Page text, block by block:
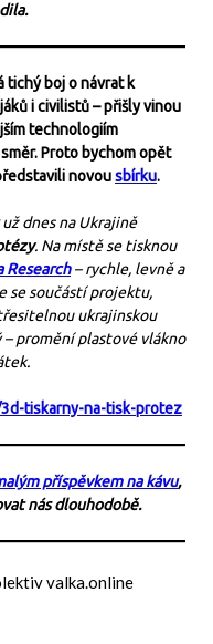
tichý boj o návrat k
i civilistů – přišly vinou
technologiím
Proto bychom opět
novousbírku.
už dnes na Ukrajině
. Na místě se tisknou
Research– rychle, levně a
se součástí projektu,
ukrajinskou
– promění plastové vlákno
tiskarny-na-tisk-protez
příspěvkem na kávu,
nás dlouhodobě.
valka.online